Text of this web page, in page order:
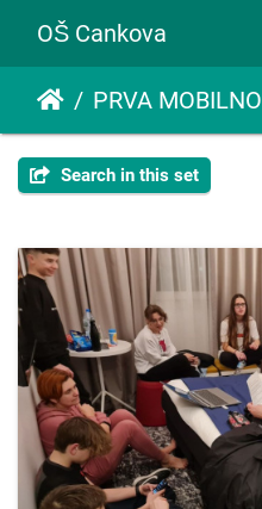
OŠ Cankova
PRVA MOBILNOST POLJSKA
Search in this set